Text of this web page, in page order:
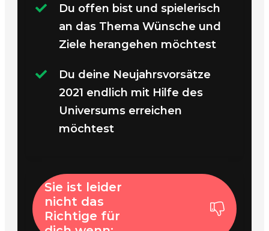
Du offen bist und spielerisch
an das Thema Wünsche und
Ziele herangehen möchtest
Du deine Neujahrsvorsätze
2021 endlich mit Hilfe des
Universums erreichen
möchtest
Sie ist leider
nicht das
Richtige für